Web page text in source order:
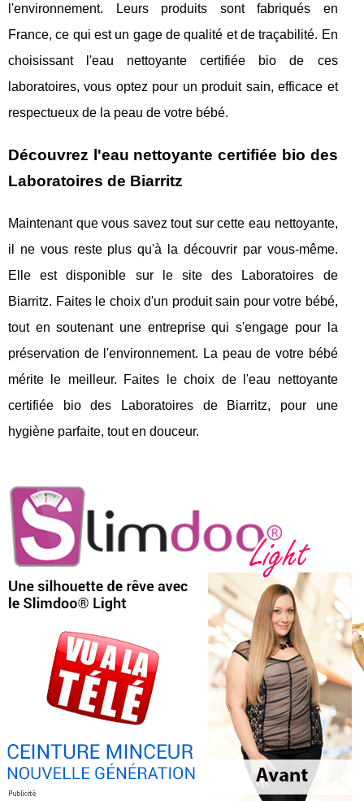
l'environnement. Leurs produits sont fabriqués en
France, ce qui est un gage de qualité et de traçabilité. En
choisissant l'eau nettoyante certifiée bio de ces
laboratoires, vous optez pour un produit sain, efficace et
respectueux de la peau de votre bébé.
Découvrez l'eau nettoyante certifiée bio des
Laboratoires de Biarritz
Maintenant que vous savez tout sur cette eau nettoyante,
il ne vous reste plus qu'à la découvrir par vous-même.
Elle est disponible sur le site des Laboratoires de
Biarritz. Faites le choix d'un produit sain pour votre bébé,
tout en soutenant une entreprise qui s'engage pour la
préservation de l'environnement. La peau de votre bébé
mérite le meilleur. Faites le choix de l'eau nettoyante
certifiée bio des Laboratoires de Biarritz, pour une
hygiène parfaite, tout en douceur.